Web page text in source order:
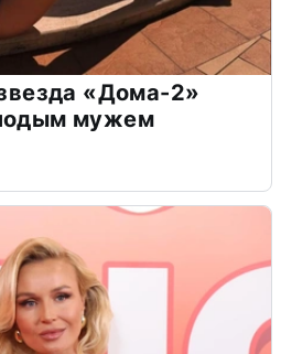
«Дома-2»
мужем